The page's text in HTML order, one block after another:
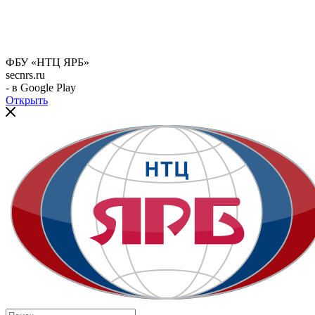
ФБУ «НТЦ ЯРБ»
secnrs.ru
- в Google Play
Открыть